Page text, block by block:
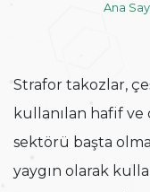
Ana
Strafor takozlar,
kullanılan hafif ve
sektörü başta
yaygın olarak